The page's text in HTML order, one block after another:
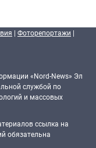
| Фоторепортажи |
«Nord-News» Эл
службой по
и массовых
ссылка на
обязательна